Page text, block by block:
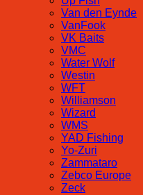
Van den Eynde
VanFook
VK Baits
VMC
Water Wolf
Westin
WFT
Williamson
Wizard
WMS
YAD Fishing
Yo-Zuri
Zammataro
Zebco Europe
Zeck